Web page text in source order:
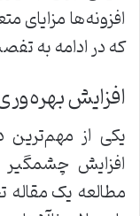
افزونه‌ها مزایای
که در ادامه به
افزایش
یکی از مهم‌ترین
افزایش
مطالعه یک